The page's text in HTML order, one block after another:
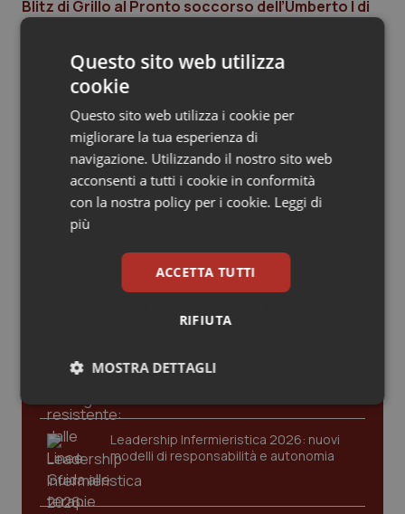
Toscana
Umbria
Valle D’Aosta
Veneto
Obesità
Oftalmologia
Oncodermatologia
Oncoematologia
Oncologia & Nutrizione
Psoriasi & pelle
Quotidiano Cardiologia
Quotidiano Pediatria
Rene & patologie urogenitali
Blitz di Grillo al Pronto soccorso dell’Umberto I di
Roma. E dopo la visita scoppia la polemica con
fatto mai vedere”, dice il ministro
01 Febbraio 2019
© Riproduzione riservata
Ultime analisi e review da QS Pro
Gold
Cloud sanitario: infrastrutture,
compliance, GDPR e Risk management
dalle Linee Guida alle terapie innovative
Leadership Infermieristica 2026: nuovi
modelli di responsabilità e autonomia
Questo sito web utilizza
cookie
Questo sito web utilizza i cookie per
migliorare la tua esperienza di
navigazione. Utilizzando il nostro sito web
acconsenti a tutti i cookie in conformità
con la nostra policy per i cookie. Leggi di
più
ACCETTA TUTTI
RIFIUTA
MOSTRA DETTAGLI
Necessari Statistici Marketing